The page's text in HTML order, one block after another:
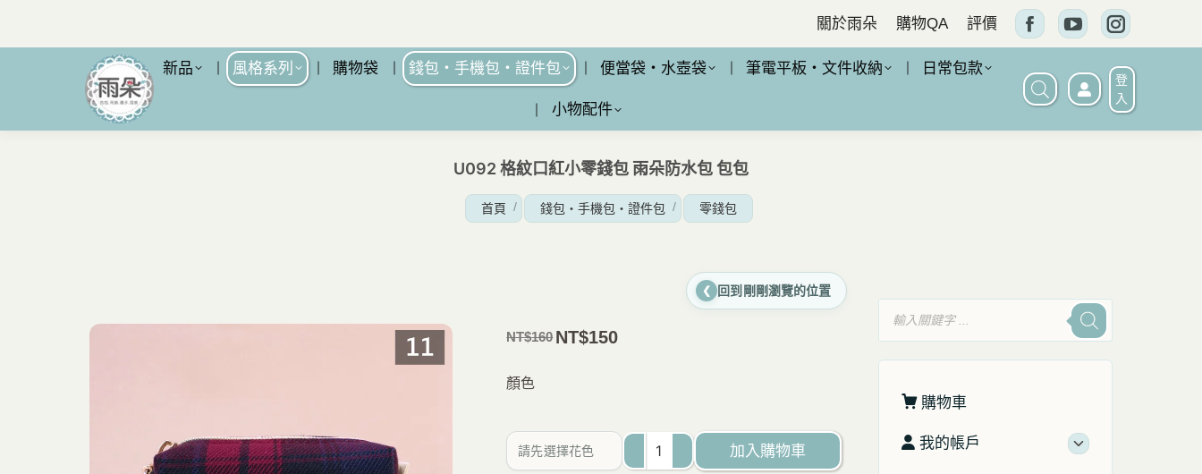
關於雨朵 購物QA 評價
Facebook
面
開
YouTube
面
開
Instagram
頁
面
新品 風格系列 購物袋 錢包・手機包・證件包 便當袋・水壺袋 筆電平板・文件收納 日常包款
小物配件
登
入
U092 格紋口紅小零錢包 雨朵防水包 包包
您在這裡：
首頁 錢包・手機包・證件包 零錢包
❮ 回到剛剛瀏覽的位置
NT$160
價
NT$160。
NT$150
前
格
是：
顏色
請先選擇花色
U092
加入購物車
產
購物車
我的帳戶